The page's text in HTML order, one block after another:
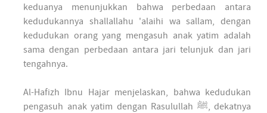
keduanya menunjukkan bahwa perbedaan antara
kedudukannya shallallahu 'alaihi wa sallam, dengan
kedudukan orang yang mengasuh anak yatim adalah
sama dengan perbedaan antara jari telunjuk dan jari
tengahnya.
Al-Hafizh Ibnu Hajar menjelaskan, bahwa kedudukan
pengasuh anak yatim dengan Rasulullah ﷺ, dekatnya